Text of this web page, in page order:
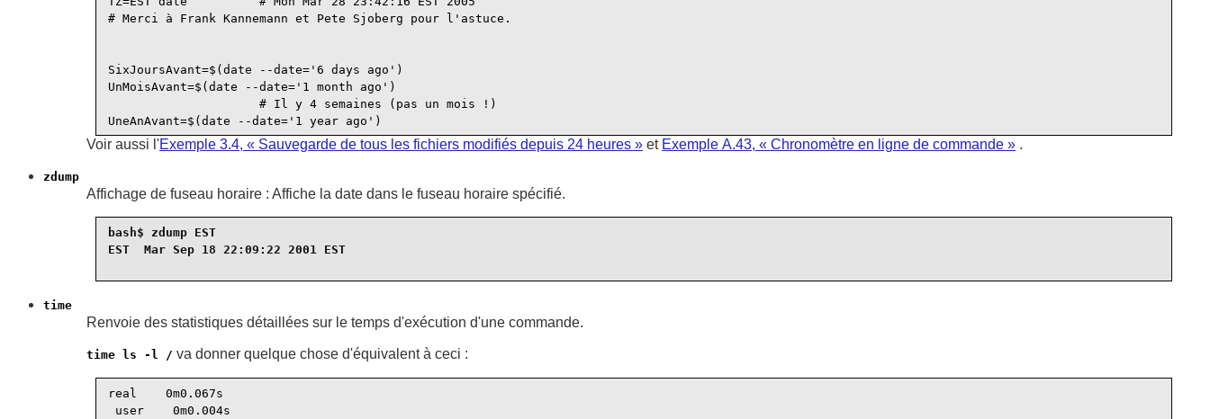
# Merci à Frank Kannemann et Pete Sjoberg pour l'astuce.
SixJoursAvant=$(date --date='6 days ago')
UnMoisAvant=$(date --date='1 month ago')
                     # Il y 4 semaines (pas un mois !)
Voir aussi l'Exemple 3.4, « Sauvegarde de tous les fichiers modifiés depuis 24 heures » et Exemple A.43, « Chronomètre en ligne de commande » .
zdump
Affichage de fuseau horaire : Affiche la date dans le fuseau horaire spécifié.
bash$ zdump EST
EST  Mar Sep 18 22:09:22 2001 EST
time
Renvoie des statistiques détaillées sur le temps d'exécution d'une commande.
time ls -l / va donner quelque chose d'équivalent à ceci :
real    0m0.067s
user    0m0.004s